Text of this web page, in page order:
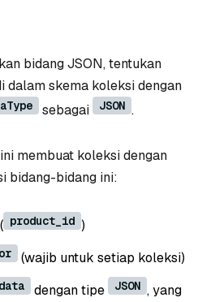
bidang JSON, tentukan
dalam skema koleksi dengan
sebagai JSON .
membuat koleksi dengan
bidang-bidang ini:
product_id )
(wajib untuk setiap koleksi)
dengan tipe JSON , yang